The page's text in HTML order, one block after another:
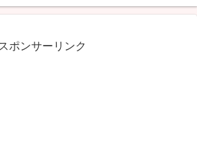
スポンサーリンク